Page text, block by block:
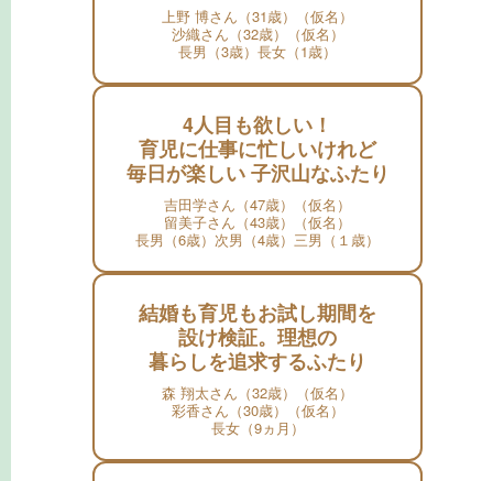
上野 博さん（31歳）（仮名）
沙織さん（32歳）（仮名）
長男（3歳）長女（1歳）
4人目も欲しい！
育児に仕事に忙しいけれど
毎日が楽しい 子沢山なふたり
吉田学さん（47歳）（仮名）
留美子さん（43歳）（仮名）
長男（6歳）次男（4歳）三男（１歳）
結婚も育児もお試し期間を
設け検証。理想の
暮らしを追求するふたり
森 翔太さん（32歳）（仮名）
彩香さん（30歳）（仮名）
長女（9ヵ月）